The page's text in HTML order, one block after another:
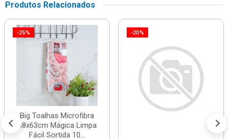
Produtos Relacionados
-25%
Big Toalhas Microfibra
38x63cm Mágica Limpa
Fácil Sortida 10...
-20%